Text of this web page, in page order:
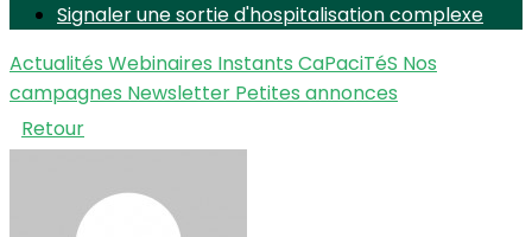
Signaler une sortie d'hospitalisation complexe
Actualités Webinaires Instants CaPaciTéS Nos
campagnes Newsletter Petites annonces
Retour